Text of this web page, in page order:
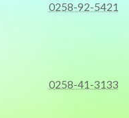
0258-92-5421
0258-41-3133